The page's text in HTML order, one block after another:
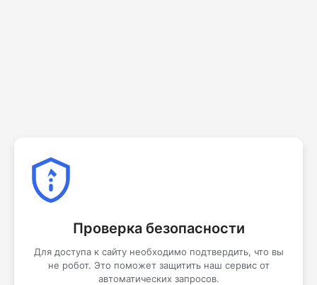
Проверка безопасности
Для доступа к сайту необходимо подтвердить, что вы
не робот. Это поможет защитить наш сервис от
автоматических запросов.